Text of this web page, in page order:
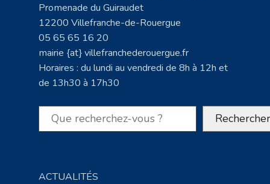
Promenade du Guiraudet
12200 Villefranche-de-Rouergue
05 65 65 16 20
mairie {at} villefranchederouergue.fr
Horaires : du lundi au vendredi de 8h à 12h et
de 13h30 à 17h30
Rechercher Rechercher
ACTUALITÉS